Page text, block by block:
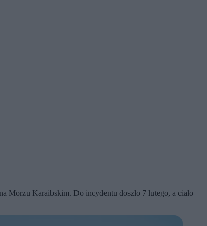
Morzu Karaibskim. Do incydentu doszło 7 lutego, a ciało